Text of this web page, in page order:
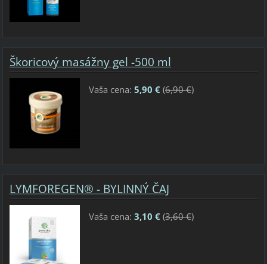
Škoricový masážny gel -500 ml
Vaša cena: 5,90 €(6,90 €)
LYMFOREGEN® - BYLINNÝ ČAJ
Vaša cena: 3,10 €(3,60 €)